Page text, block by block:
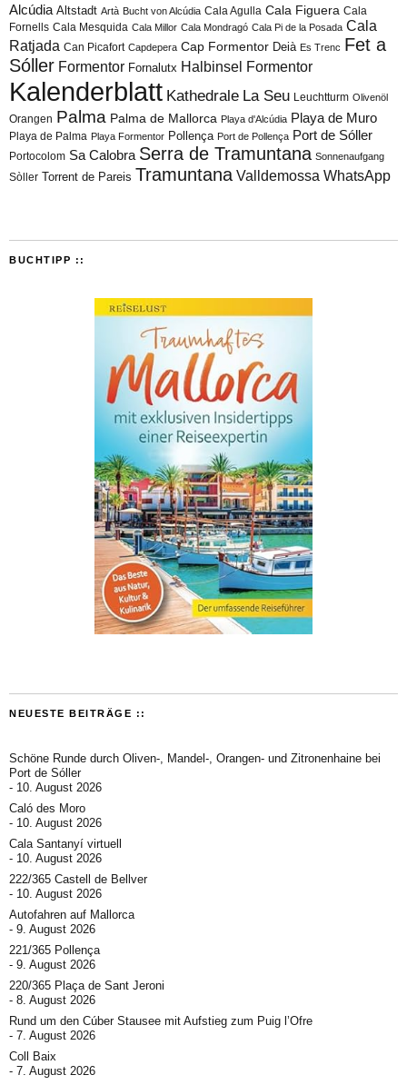
Alcúdia Altstadt Artà Bucht von Alcúdia Cala Agulla Cala Figuera Cala
Fornells Cala Mesquida Cala Millor Cala Mondragó Cala Pi de la Posada Cala
Ratjada Can Picafort Capdepera Cap Formentor Deià Es Trenc Fet a
Sóller Formentor Fornalutx Halbinsel Formentor
Kalenderblatt Kathedrale La Seu Leuchtturm Olivenöl
Orangen Palma Palma de Mallorca Playa d'Alcúdia Playa de Muro
Playa de Palma Playa Formentor Pollença Port de Pollença Port de Sóller
Portocolom Sa Calobra Serra de Tramuntana Sonnenaufgang
Sòller Torrent de Pareis Tramuntana Valldemossa WhatsApp
BUCHTIPP ::
NEUESTE BEITRÄGE ::
Schöne Runde durch Oliven-, Mandel-, Orangen- und Zitronenhaine bei
Port de Sóller
10. August 2026
Caló des Moro
10. August 2026
Cala Santanyí virtuell
10. August 2026
222/365 Castell de Bellver
10. August 2026
Autofahren auf Mallorca
9. August 2026
221/365 Pollença
9. August 2026
220/365 Plaça de Sant Jeroni
8. August 2026
Rund um den Cúber Stausee mit Aufstieg zum Puig l’Ofre
7. August 2026
Coll Baix
7. August 2026